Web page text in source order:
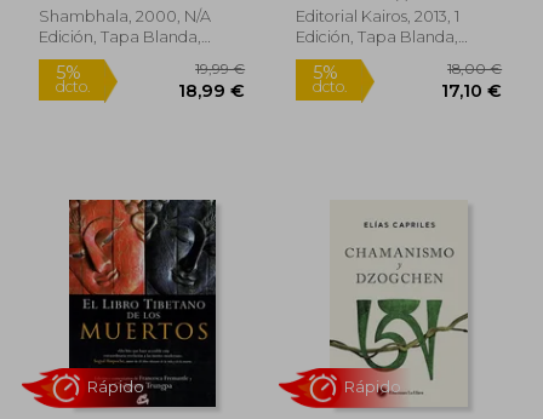
(en Inglés)
Shambhala, 2000, N/A
Edición, Tapa Blanda,
Nuevo
5%
Editorial Kairos, 2013, 1
Edición, Tapa Blanda,
Nuevo
5%